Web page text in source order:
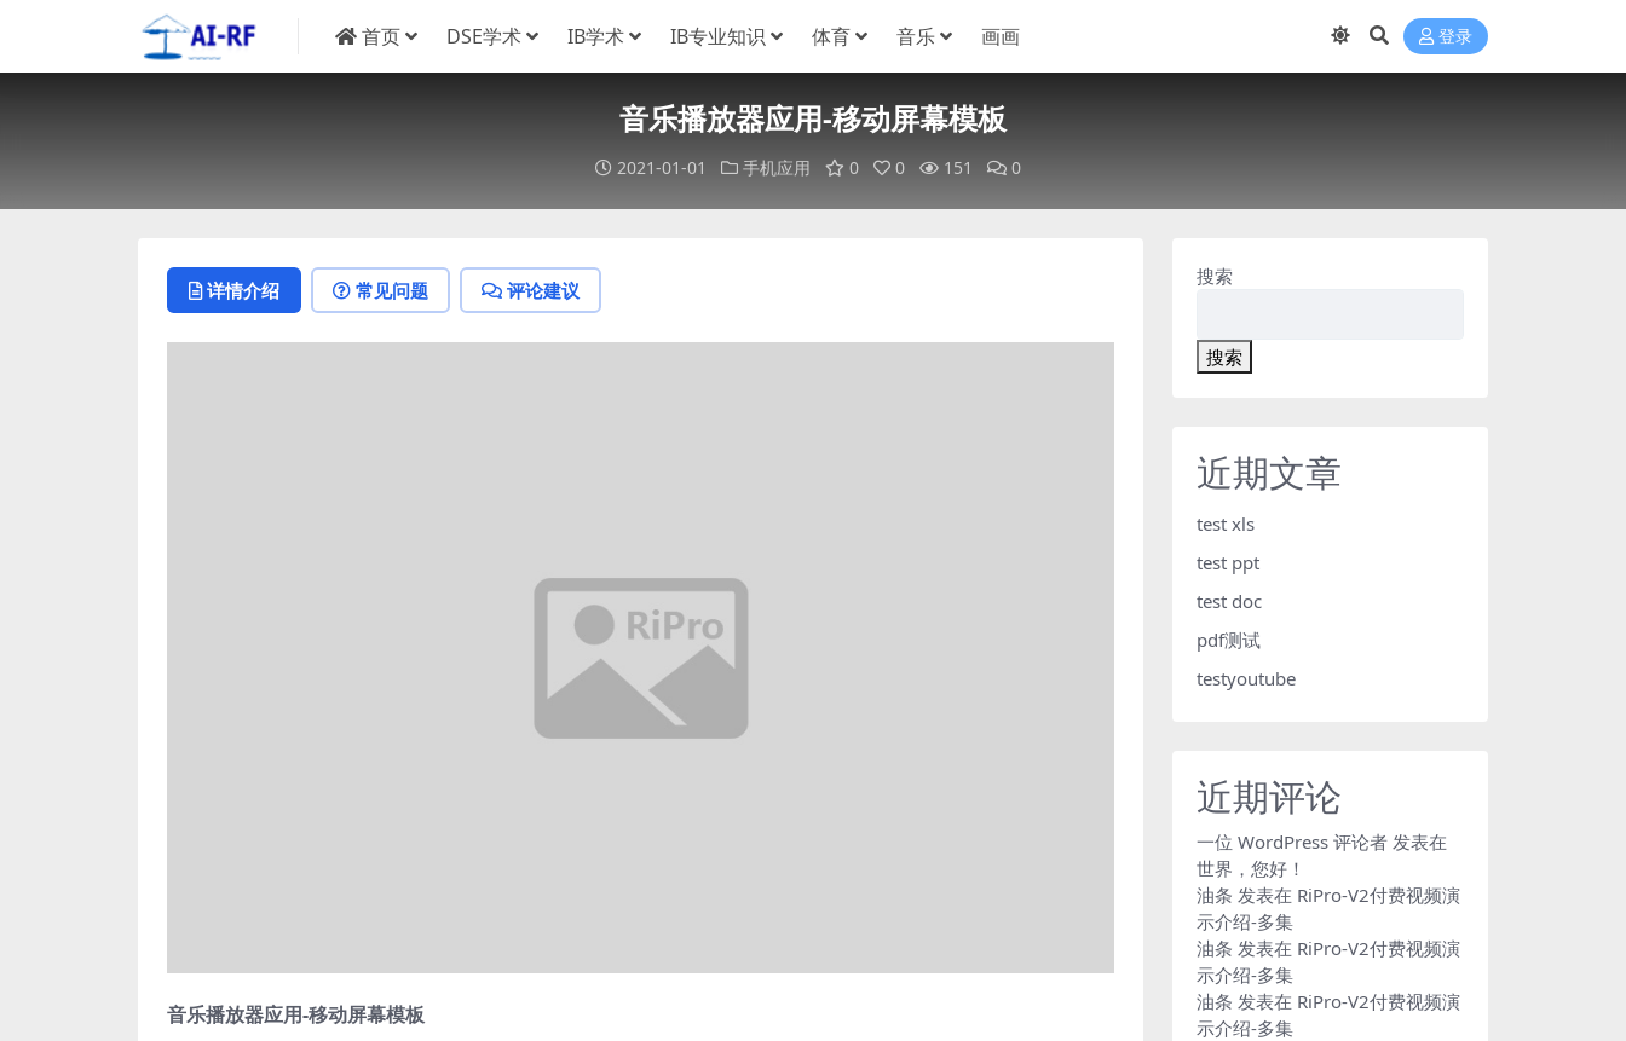
首页 DSE学术 IB学术 IB专业知识 体育 音乐 画画 登录
音乐播放器应用-移动屏幕模板
2021-01-01 手机应用 0 0 151 0
详情介绍 常见问题 评论建议
音乐播放器应用-移动屏幕模板
搜索
搜索
近期文章
test xls
test ppt
test doc
pdf测试
testyoutube
近期评论
一位 WordPress 评论者 发表在
世界，您好！
油条 发表在 RiPro-V2付费视频演
示介绍-多集
油条 发表在 RiPro-V2付费视频演
示介绍-多集
油条 发表在 RiPro-V2付费视频演
示介绍-多集